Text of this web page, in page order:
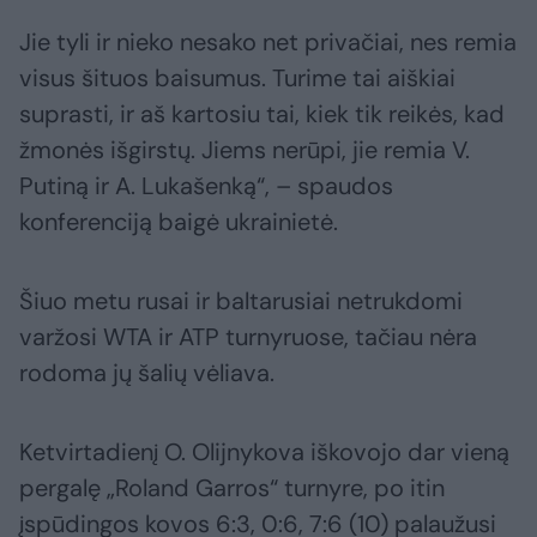
Jie tyli ir nieko nesako net privačiai, nes remia
visus šituos baisumus. Turime tai aiškiai
suprasti, ir aš kartosiu tai, kiek tik reikės, kad
žmonės išgirstų. Jiems nerūpi, jie remia V.
Putiną ir A. Lukašenką“, – spaudos
konferenciją baigė ukrainietė.
Šiuo metu rusai ir baltarusiai netrukdomi
varžosi WTA ir ATP turnyruose, tačiau nėra
rodoma jų šalių vėliava.
Ketvirtadienį O. Olijnykova iškovojo dar vieną
pergalę „Roland Garros“ turnyre, po itin
įspūdingos kovos 6:3, 0:6, 7:6 (10) palaužusi